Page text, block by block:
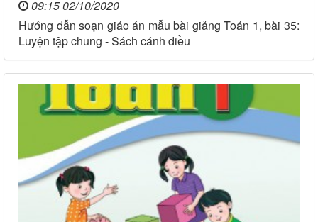
09:15 02/10/2020
Hướng dẫn soạn giáo án mẫu bài giảng Toán 1, bài 35:
Luyện tập chung - Sách cánh diều